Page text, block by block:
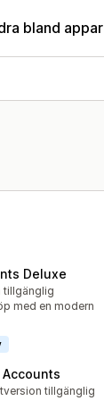
bland appar
Deluxe
tillgänglig
med en modern
tillgänglig